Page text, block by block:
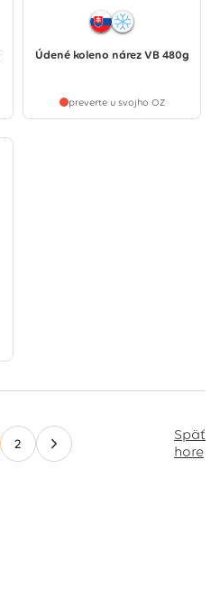
Údené koleno nárez VB 480g
preverte u svojho OZ
2
Späť
hore